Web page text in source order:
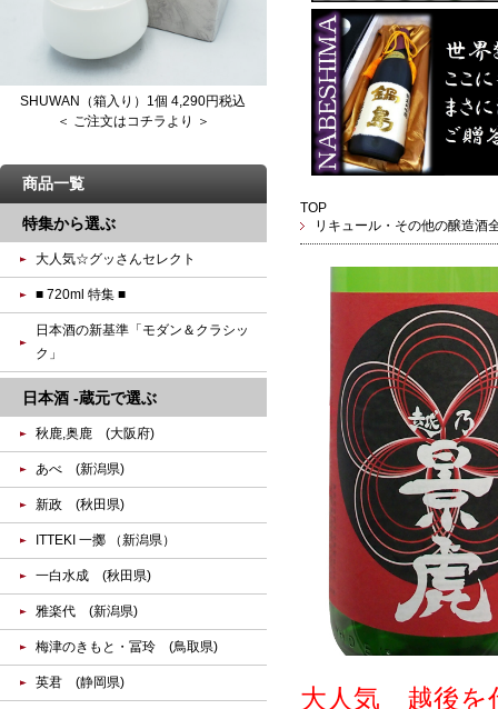
TOP
リキュール・その他の醸造酒
大人気 越後を
SHUWAN（箱入り）1個 4,290円税込
＜ ご注文はコチラより ＞
商品一覧
特集から選ぶ
大人気☆グッさんセレクト
■ 720ml 特集 ■
日本酒の新基準「モダン＆クラシッ
ク」
日本酒 -蔵元で選ぶ
秋鹿,奥鹿 (大阪府)
あべ (新潟県)
新政 (秋田県)
ITTEKI 一擲 （新潟県）
一白水成 (秋田県)
雅楽代 (新潟県)
梅津のきもと・冨玲 (鳥取県)
英君 (静岡県)